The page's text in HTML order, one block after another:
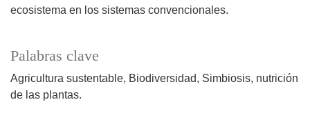
Palabras clave
Agricultura sustentable Biodiversidad Simbiosis nutrición
de las plantas.
ecosistema en los sistemas convencionales.